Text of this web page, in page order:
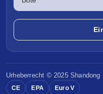
Urheberrecht © 2025 Shandong
CE EPA Euro V